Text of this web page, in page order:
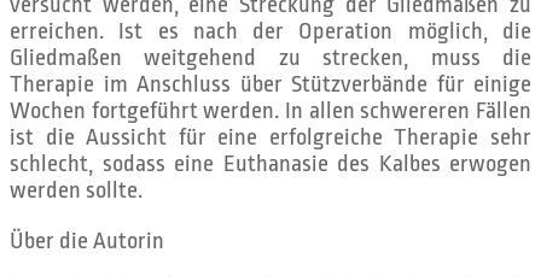
erreichen. Ist es nach der Operation möglich, die
Gliedmaßen weitgehend zu strecken, muss die
Therapie im Anschluss über Stützverbände für einige
Wochen fortgeführt werden. In allen schwereren Fällen
ist die Aussicht für eine erfolgreiche Therapie sehr
schlecht, sodass eine Euthanasie des Kalbes erwogen
werden sollte.
Über die Autorin